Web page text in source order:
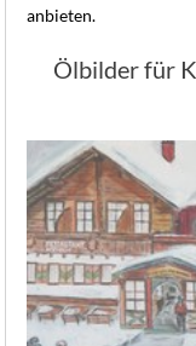
anbieten.
Ölbilder für